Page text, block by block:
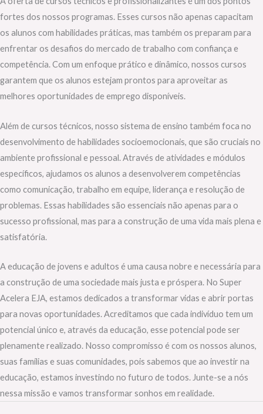
fortes dos nossos programas. Esses cursos não apenas capacitam
os alunos com habilidades práticas, mas também os preparam para
enfrentar os desafios do mercado de trabalho com confiança e
competência. Com um enfoque prático e dinâmico, nossos cursos
garantem que os alunos estejam prontos para aproveitar as
melhores oportunidades de emprego disponíveis.
Além de cursos técnicos, nosso sistema de ensino também foca no
desenvolvimento de habilidades socioemocionais, que são cruciais no
ambiente profissional e pessoal. Através de atividades e módulos
específicos, ajudamos os alunos a desenvolverem competências
como comunicação, trabalho em equipe, liderança e resolução de
problemas. Essas habilidades são essenciais não apenas para o
sucesso profissional, mas para a construção de uma vida mais plena e
satisfatória.
A educação de jovens e adultos é uma causa nobre e necessária para
a construção de uma sociedade mais justa e próspera. No Super
Acelera EJA, estamos dedicados a transformar vidas e abrir portas
para novas oportunidades. Acreditamos que cada indivíduo tem um
potencial único e, através da educação, esse potencial pode ser
plenamente realizado. Nosso compromisso é com os nossos alunos,
suas famílias e suas comunidades, pois sabemos que ao investir na
educação, estamos investindo no futuro de todos. Junte-se a nós
nessa missão e vamos transformar sonhos em realidade.